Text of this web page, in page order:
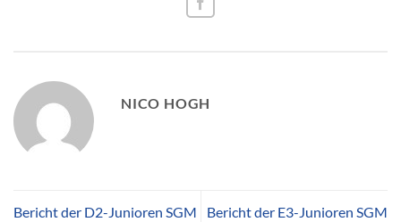
NICO HOGH
Bericht der D2-Junioren SGM
Bericht der E3-Junioren SGM